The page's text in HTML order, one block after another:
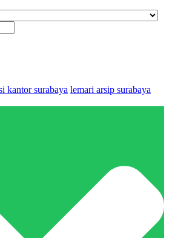
kantor surabaya lemari arsip surabaya